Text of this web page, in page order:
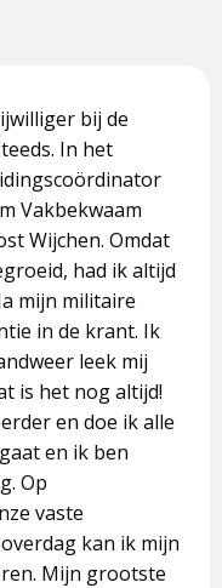
bij de
In het
Vakbekwaam
Wijchen. Omdat
had ik altijd
mijn militaire
in de krant. Ik
leek mij
is het nog altijd!
en doe ik alle
en ik ben
Op
vaste
kan ik mijn
Mijn grootste